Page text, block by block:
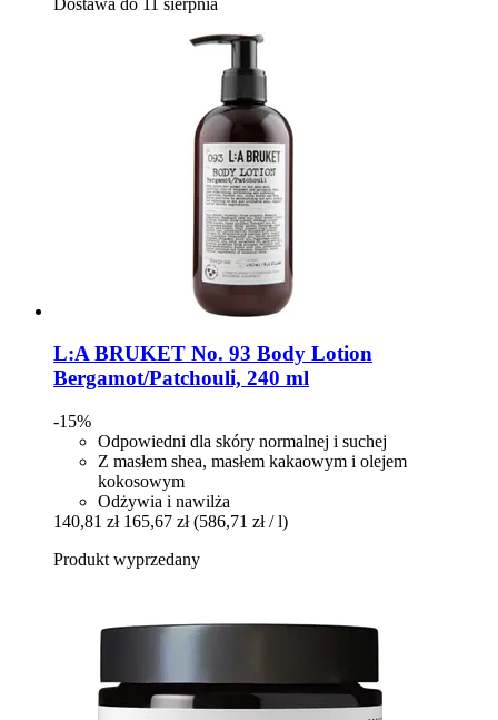
L:A BRUKET No. 93 Body Lotion
Bergamot/Patchouli, 240 ml
-15%
Odpowiedni dla skóry normalnej i suchej
Z masłem shea, masłem kakaowym i olejem
kokosowym
Odżywia i nawilża
140,81 zł 165,67 zł (586,71 zł / l)
Produkt wyprzedany